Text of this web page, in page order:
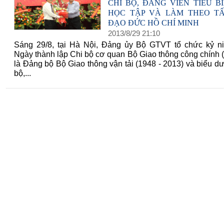
CHI BỘ, ĐẢNG VIÊN TIÊU
HỌC TẬP VÀ LÀM THEO
ĐẠO ĐỨC HỒ CHÍ MINH
2013/8/29 21:10
Sáng 29/8, tại Hà Nội, Đảng ủy Bộ GTVT tổ chức kỷ
Ngày thành lập Chi bộ cơ quan Bộ Giao thông công chính
là Đảng bộ Bộ Giao thông vận tải (1948 - 2013) và biểu
bộ,...